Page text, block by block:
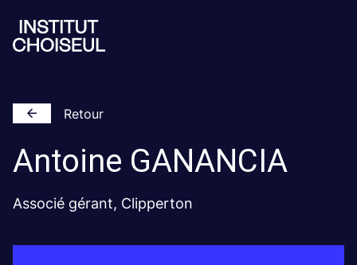
Retour
Antoine GANANCIA
Associé gérant, Clipperton